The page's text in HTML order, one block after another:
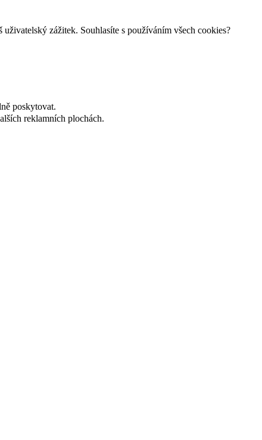
zážitek. Souhlasíte s používáním všech cookies?
poskytovat.
reklamních plochách.